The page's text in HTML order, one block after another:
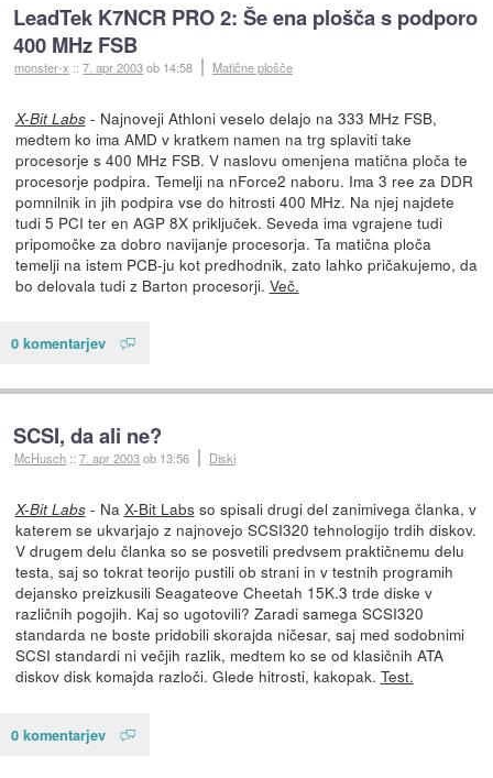
LeadTek K7NCR PRO 2: Še ena plošča s podporo
400 MHz FSB
monster-x ::7. apr 2003ob 14:58 Matične plošče
X-Bit Labs- Najnoveji Athloni veselo delajo na 333 MHz FSB,
medtem ko ima AMD v kratkem namen na trg splaviti take
procesorje s 400 MHz FSB. V naslovu omenjena matična ploča te
procesorje podpira. Temelji na nForce2 naboru. Ima 3 ree za DDR
pomnilnik in jih podpira vse do hitrosti 400 MHz. Na njej najdete
tudi 5 PCI ter en AGP 8X priključek. Seveda ima vgrajene tudi
pripomočke za dobro navijanje procesorja. Ta matična ploča
temelji na istem PCB-ju kot predhodnik, zato lahko pričakujemo, da
bo delovala tudi z Barton procesorji. Več.
0 komentarjev
SCSI, da ali ne?
McHusch ::7. apr 2003ob 13:56 Diski
X-Bit Labs- Na X-Bit Labsso spisali drugi del zanimivega članka, v
katerem se ukvarjajo z najnovejo SCSI320 tehnologijo trdih diskov.
V drugem delu članka so se posvetili predvsem praktičnemu delu
testa, saj so tokrat teorijo pustili ob strani in v testnih programih
dejansko preizkusili Seagateove Cheetah 15K.3 trde diske v
različnih pogojih. Kaj so ugotovili? Zaradi samega SCSI320
standarda ne boste pridobili skorajda ničesar, saj med sodobnimi
SCSI standardi ni večjih razlik, medtem ko se od klasičnih ATA
diskov disk komajda razloči. Glede hitrosti, kakopak. Test.
0 komentarjev